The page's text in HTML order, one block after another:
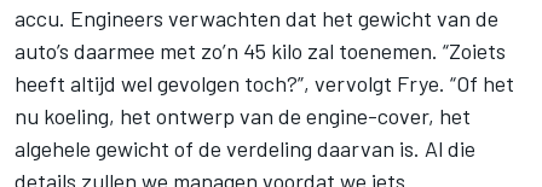
accu. Engineers verwachten dat het gewicht van de
auto’s daarmee met zo’n 45 kilo zal toenemen. “Zoiets
heeft altijd wel gevolgen toch?”, vervolgt Frye. “Of het
nu koeling, het ontwerp van de engine-cover, het
algehele gewicht of de verdeling daarvan is. Al die
details zullen we managen voordat we iets